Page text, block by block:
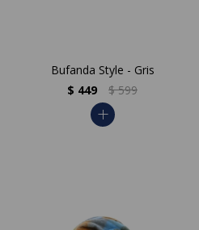
Bufanda Style - Gris
$ 449 $ 599
add